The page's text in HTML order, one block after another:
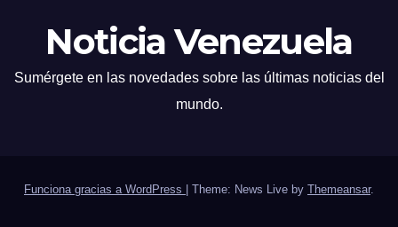
Noticia Venezuela
Sumérgete en las novedades sobre las últimas noticias del
mundo.
Funciona gracias a WordPress Theme: News Live by Themeansar.